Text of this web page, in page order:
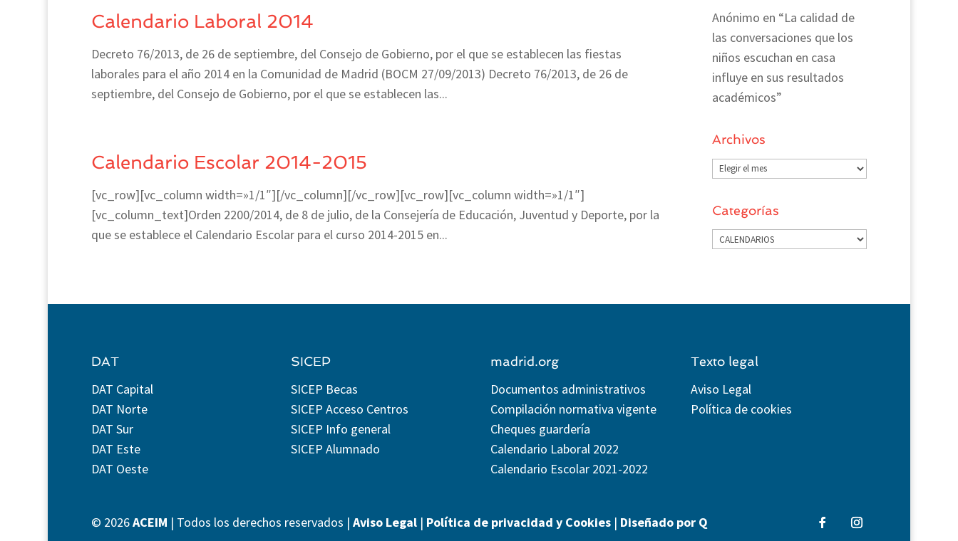
Calendario Laboral 2014
Decreto 76/2013, de 26 de septiembre, del Consejo de Gobierno, por el que se establecen las fiestas
laborales para el año 2014 en la Comunidad de Madrid (BOCM 27/09/2013) Decreto 76/2013, de 26 de
septiembre, del Consejo de Gobierno, por el que se establecen las...
Calendario Escolar 2014-2015
[vc_row][vc_column width=»1/1″][/vc_column][/vc_row][vc_row][vc_column width=»1/1″]
[vc_column_text]Orden 2200/2014, de 8 de julio, de la Consejería de Educación, Juventud y Deporte, por la
que se establece el Calendario Escolar para el curso 2014-2015 en...
Anónimo en “La calidad de
las conversaciones que los
niños escuchan en casa
influye en sus resultados
académicos”
Archivos
Archivos
Categorías
Categorías
DAT
DAT Capital
DAT Norte
DAT Sur
DAT Este
DAT Oeste
SICEP
SICEP Becas
SICEP Acceso Centros
SICEP Info general
SICEP Alumnado
madrid.org
Documentos administrativos
Compilación normativa vigente
Cheques guardería
Calendario Laboral 2022
Calendario Escolar 2021-2022
Texto legal
Aviso Legal
Política de cookies
© 2026ACEIM | Todos los derechos reservados | Aviso Legal| Política de privacidad y Cookies| Diseñado por Q